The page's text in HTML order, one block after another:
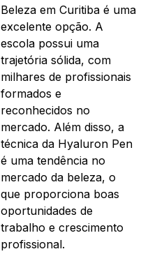
Beleza em Curitiba é uma
excelente opção. A
escola possui uma
trajetória sólida, com
milhares de profissionais
formados e
reconhecidos no
mercado. Além disso, a
técnica da Hyaluron Pen
é uma tendência no
mercado da beleza, o
que proporciona boas
oportunidades de
trabalho e crescimento
profissional.